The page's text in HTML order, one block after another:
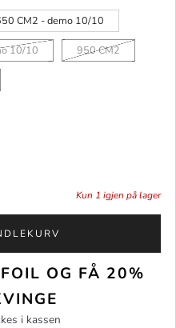
CM2 - demo 10/10
10/10 950 CM2
Kun 1 igjen på lager
OG FÅ 20%
i kassen